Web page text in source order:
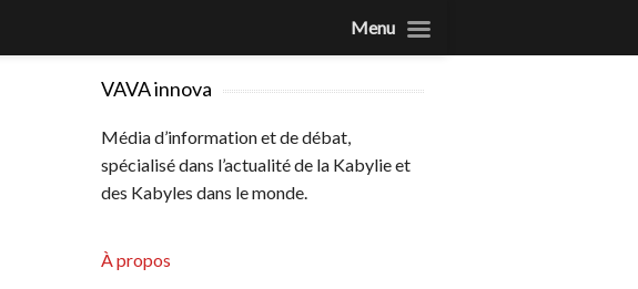
VAVA innova
Média d’information et de débat,
spécialisé dans l’actualité de la Kabylie et
des Kabyles dans le monde.
À propos
Menu